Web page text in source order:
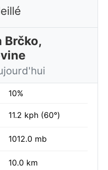
Brčko,
10%
11.2 kph (60°)
1012.0 mb
10.0 km